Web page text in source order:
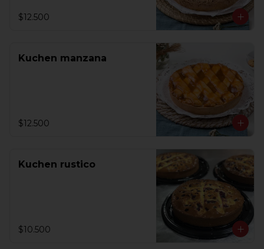
$12.500
Kuchen manzana
$12.500
Kuchen rustico
$10.500